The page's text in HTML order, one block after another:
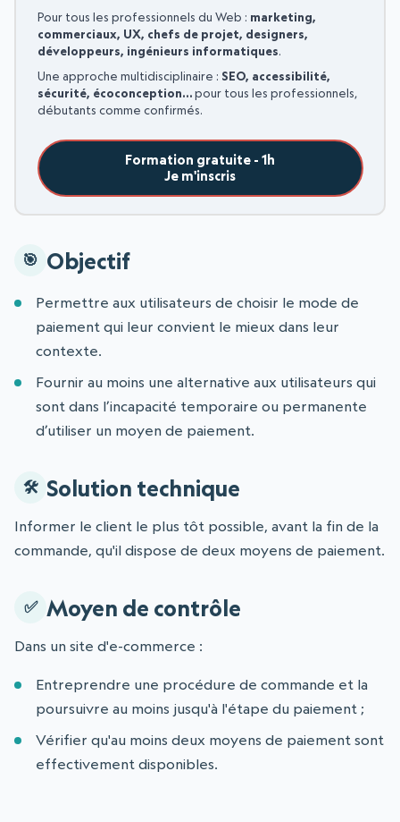
Pour tous les professionnels du Web : marketing,
commerciaux, UX, chefs de projet, designers,
développeurs, ingénieurs informatiques.
Une approche multidisciplinaire : SEO, accessibilité,
sécurité, écoconception…pour tous les professionnels,
débutants comme confirmés.
Formation gratuite - 1h
Je m'inscris
Objectif
Permettre aux utilisateurs de choisir le mode de
paiement qui leur convient le mieux dans leur
contexte.
Fournir au moins une alternative aux utilisateurs qui
sont dans l’incapacité temporaire ou permanente
d’utiliser un moyen de paiement.
Solution technique
Informer le client le plus tôt possible, avant la fin de la
commande, qu'il dispose de deux moyens de paiement.
Moyen de contrôle
Dans un site d'e-commerce :
Entreprendre une procédure de commande et la
poursuivre au moins jusqu'à l'étape du paiement ;
Vérifier qu'au moins deux moyens de paiement sont
effectivement disponibles.